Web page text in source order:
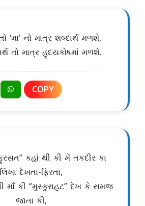
‘મા’ નો માત્ર શબ્દાર્થ મળશે,
તો માત્ર હૃદયકોષમાં મળશે.
COPY
કહાં થી કી મેં તકદીર કા
લિખા દેખતા-ફિરતા,
કી “મુસ્કુરાહટ” દેખ કે સમજ
જાતા કી,